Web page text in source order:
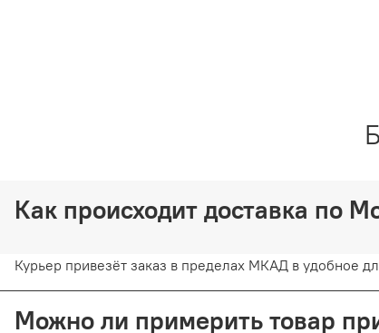
Как происходит доставка по
Курьер привезёт заказ в пределах МКАД в удобное
Можно ли примерить товар